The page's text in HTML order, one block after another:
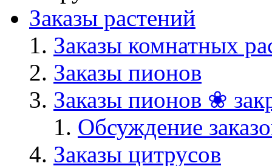
Заказы растений
Заказы комнатных
Заказы пионов
Заказы пионов ❀
Обсуждение
Заказы цитрусов